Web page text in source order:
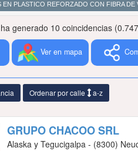
EN PLASTICO REFORZADO CON FIBRA DE
ha generado 10 coincidencias
Ver en mapa
Ordenar por calle a-z
GRUPO CHACOO SRL
Alaska y Tegucigalpa - (8300)